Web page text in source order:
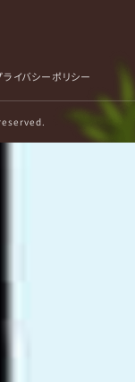
ライバシーポリシー